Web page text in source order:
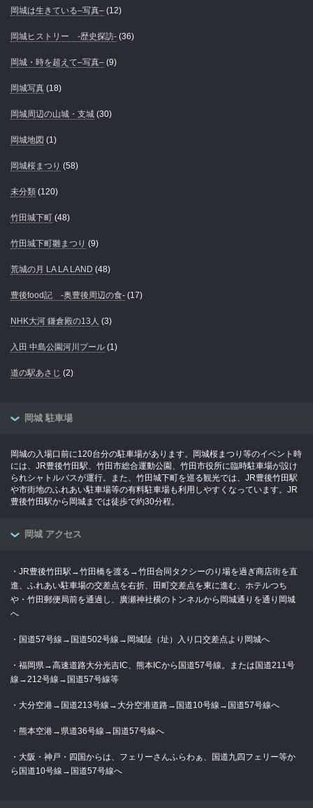
岡城は生きている–写真– (12)
岡城ヒストリー -歴史探訪- (36)
岡城・時を超えて–写真– (9)
岡城写真 (18)
岡城周辺の山城・支城 (30)
岡城地図 (1)
岡城桜まつり (58)
未分類 (120)
竹田城下町 (48)
竹田城下町雛まつり (9)
荒城の月 LA LA LAND (48)
豊後food記 -奥豊後周辺の食- (17)
NHK大河 鎌倉殿の13人 (3)
入田 中島公園河川プール (1)
道の駅あさじ (2)
岡城 駐車場
岡城の入場口前に120台分の駐車場があります。岡城桜まつり等のイベント時
には、JR豊後竹田駅、竹田市総合運動公園、竹田市役所に臨時駐車場が設け
られシャトルバスが運行。また、竹田城下町を巡る観光では、JR豊後竹田駅
や市街地のふれあい駐車場等の有料駐車場も利用しやすくなっています。JR
豊後竹田駅から岡城までは徒歩で約30分程。
岡城 アクセス
・JR豊後竹田駅→竹田橋を渡る→竹田合同タクシーのり場を過ぎ商店街を直
進、ふれあい駐車場の交差点を右折、田町交差点を東に進む、ホテルつち
や・竹田郵便局前を通過し、廣瀬神社横のトンネルから岡城通りを通り岡城
へ
・国道57号線→国道502号線→岡城阯（址）入り口交差点より岡城へ
・福岡県→高速道路大分光吉IC、熊本ICから国道57号線。または国道211号
線→212号線→国道57号線等
・大分空港→国道213号線→大分空港道路→国道10号線→国道57号線へ
・熊本空港→県道36号線→国道57号線へ
・大阪・神戸・四国からは、フェリーさんふらわぁ、国道九四フェリー等か
ら国道10号線→国道57号線へ